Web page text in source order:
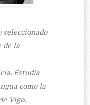
de la
Estudia
como la
Vigo.